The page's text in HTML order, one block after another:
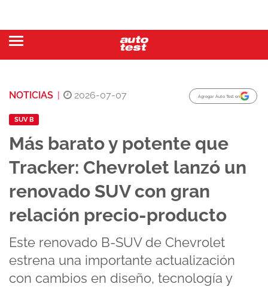
NOTICIAS | 2026-07-07 Agregar Auto Test en
SUV B
Más barato y potente que
Tracker: Chevrolet lanzó un
renovado SUV con gran
relación precio-producto
Este renovado B-SUV de Chevrolet
estrena una importante actualización
con cambios en diseño, tecnología y